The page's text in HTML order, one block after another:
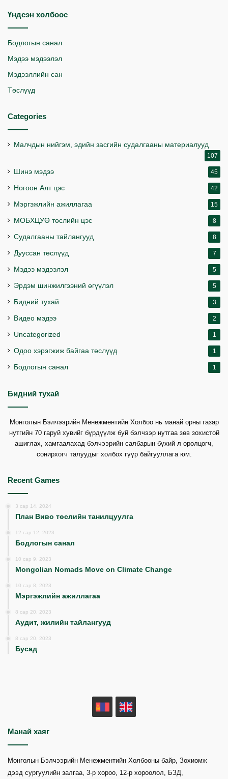
Үндсэн холбоос
Бодлогын санал
Мэдээ мэдээлэл
Мэдээллийн сан
Төслүүд
Categories
Малчдын нийгэм, эдийн засгийн судалгааны материалууд
107
Шинэ мэдээ 45
Ногоон Алт цэс 42
Мэргэжлийн ажиллагаа 15
МОБХЦУӨ төслийн цэс 8
Судалгааны тайлангууд 8
Дууссан төслүүд 7
Мэдээ мэдээлэл 5
Эрдэм шинжилгээний өгүүлэл 5
Бидний тухай 3
Видео мэдээ 2
Uncategorized 1
Одоо хэрэгжиж байгаа төслүүд 1
Бодлогын санал 1
Бидний тухай
Монголын Бэлчээрийн Менежментийн Холбоо нь манай орны газар
нутгийн 70 гаруй хувийг бүрдүүлж буй бэлчээр нутгаа зөв зохистой
ашиглах, хамгаалахад бэлчээрийн салбарын бүхий л оролцогч,
сонирхогч талуудыг холбох гүүр байгууллага юм.
Recent Games
3 сар 14, 2024
План Виво төслийн танилцуулга
12 сар 12, 2023
Бодлогын санал
10 сар 9, 2023
Mongolian Nomads Move on Climate Change
10 сар 8, 2023
Мэргэжлийн ажиллагаа
8 сар 20, 2023
Аудит, жилийн тайлангууд
8 сар 20, 2023
Бусад
MN
Манай хаяг
Монголын Бэлчээрийн Менежментийн Холбооны байр, Зохиомж
дээд сургуулийн залгаа, 3-р хороо, 12-р хороолол, БЗД,